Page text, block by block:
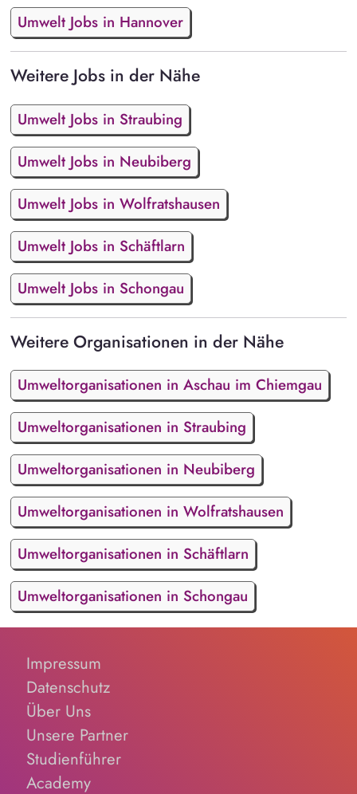
Umwelt Jobs in Hannover
Weitere Jobs in der Nähe
Umwelt Jobs in Straubing
Umwelt Jobs in Neubiberg
Umwelt Jobs in Wolfratshausen
Umwelt Jobs in Schäftlarn
Umwelt Jobs in Schongau
Weitere Organisationen in der Nähe
Umweltorganisationen in Aschau im Chiemgau
Umweltorganisationen in Straubing
Umweltorganisationen in Neubiberg
Umweltorganisationen in Wolfratshausen
Umweltorganisationen in Schäftlarn
Umweltorganisationen in Schongau
Impressum
Datenschutz
Über Uns
Unsere Partner
Studienführer
Academy